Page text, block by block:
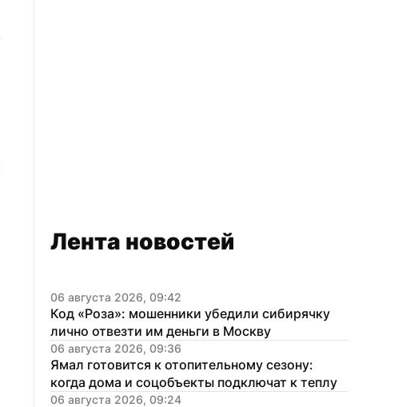
Лента новостей
06 августа 2026, 09:42
Код «Роза»: мошенники убедили сибирячку
лично отвезти им деньги в Москву
06 августа 2026, 09:36
Ямал готовится к отопительному сезону:
когда дома и соцобъекты подключат к теплу
06 августа 2026, 09:24